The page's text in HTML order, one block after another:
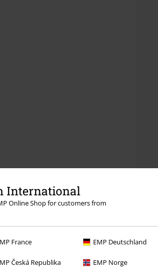
International
Online Shop for customers from
France EMP Deutschland
Česká Republika EMP Norge